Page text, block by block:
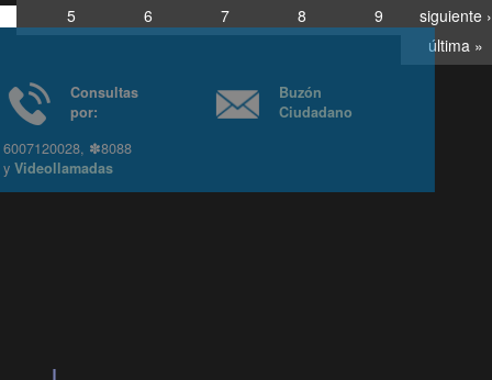
5
6 7 8 9
siguiente ›
última »
Consultas
6007120028, ✽8088
yVideollamadas
Ciudadano